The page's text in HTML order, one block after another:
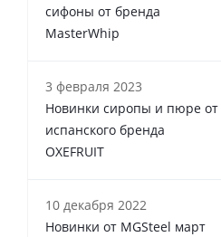
сифоны от бренда
MasterWhip
3 февраля 2023
Новинки сиропы и пюре от
испанского бренда
OXEFRUIT
10 декабря 2022
Новинки от MGSteel март